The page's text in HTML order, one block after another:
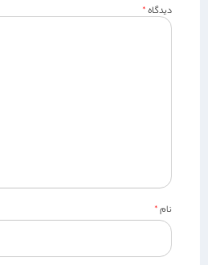
دیدگاه*
نام*